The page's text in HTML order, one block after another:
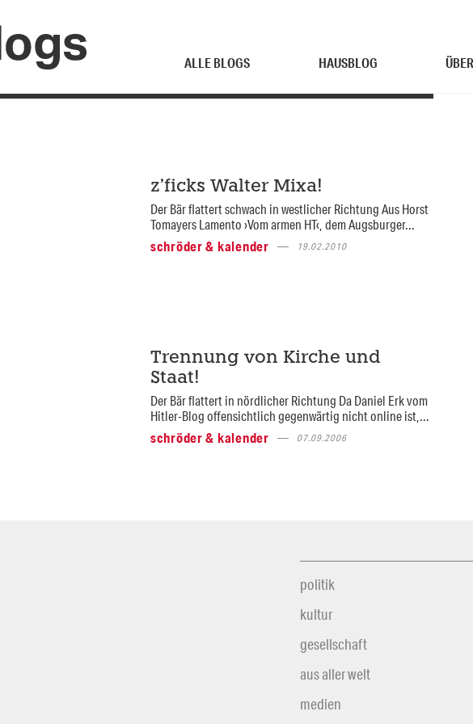
ALLE BLOGS HAUSBLOG
z’ficks Walter Mixa!
Der Bär flattert schwach in westlicher Richtung Aus Horst
Tomayers Lamento ›Vom armen HT‹, dem Augsburger...
schröder & kalender
19.02.2010
Trennung von Kirche und
Staat!
Der Bär flattert in nördlicher Richtung Da Daniel Erk vom
Hitler-Blog offensichtlich gegenwärtig nicht online ist,...
schröder & kalender
07.09.2006
politik
kultur
gesellschaft
aus aller welt
medien